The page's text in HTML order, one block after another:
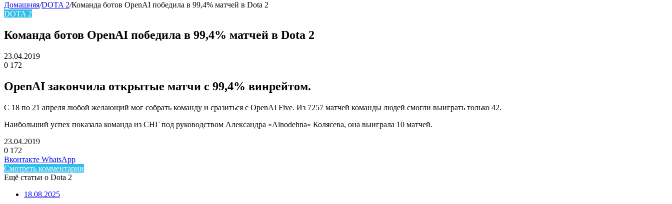
skin
Домашняя/DOTA 2/Команда ботов OpenAI победила в 99,4% матчей в Dota 2
DOTA 2
Команда ботов OpenAI победила в 99,4% матчей в Dota 2
23.04.2019
0 172
OpenAI закончила открытые матчи с 99,4% винрейтом.
С 18 по 21 апреля любой желающий мог собрать команду и сразиться с OpenAI Five. Из 7257 матчей команды людей смогли выиграть только 42.
Наибольший успех показала команда из СНГ под руководством Александра «Ainodehna» Колясева, она выиграла 10 матчей.
23.04.2019
0 172
Facebook
Twitter
LinkedIn
Вконтакте WhatsAppTelegram
Смотреть комментарии
Ещё статьи о Dota 2
18.08.2025